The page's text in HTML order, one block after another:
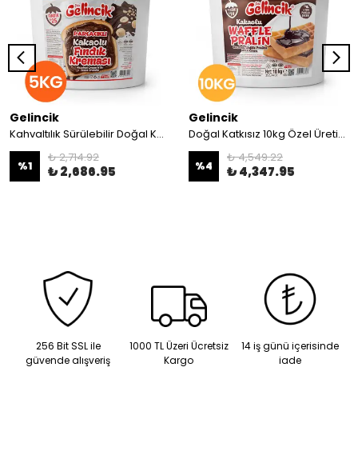
Gelincik
Kahvaltılık Sürülebilir Doğal Katkısız 5kg Özel Üretim Kakaolu Fındık Kreması Parçacıklı
%1
₺ 2,714.92
₺ 2,686.95
Gelincik
Doğal Katkısız 10kg Özel Üretim Pralin Waffle
%4
₺ 4,549.22
₺ 4,347.95
256 Bit SSL ile
güvende alışveriş
1000 TL Üzeri Ücretsiz
Kargo
14 iş günü içerisinde
iade